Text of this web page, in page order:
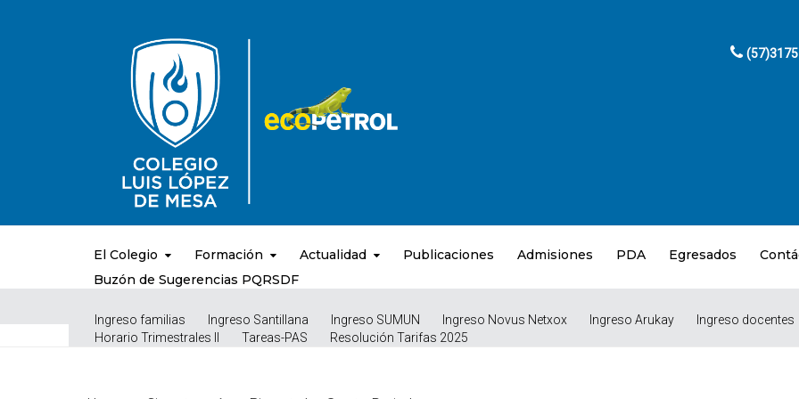
El Colegio Formación Actualidad Publicaciones Admisiones PDA Egresados
Buzón de Sugerencias PQRSDF
Ingreso familias Ingreso Santillana Ingreso SUMUN Ingreso Novus Netxox Ingreso Arukay Ingreso docentes
Horario Trimestrales II
Tareas-PAS Resolución Tarifas 2025